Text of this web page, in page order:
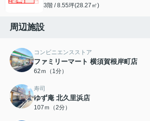
3階 / 8.55坪(28.27㎡)
周辺施設
コンビニエンスストア
ファミリーマート 横須賀根岸町店
62ｍ（1分）
寿司
ゆず庵 北久里浜店
107ｍ（2分）